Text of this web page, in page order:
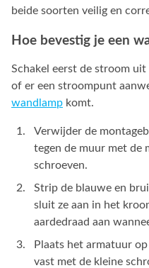
beide soorten veilig en
Hoe bevestig je een
Schakel eerst de stroom
of er een stroompunt
wandlamp komt.
Verwijder de
tegen de muur met de
schroeven.
Strip de blauwe en
sluit ze aan in het
aardedraad aan
Plaats het armatuur
vast met de kleine